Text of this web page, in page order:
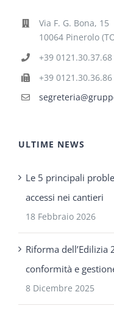
Via F. G. Bona, 15
10064 Pinerolo
+39 0121.30.37.68
+39 0121.30.36.86
ULTIME NEWS
Le 5 principali
accessi nei cantieri
18 Febbraio 2026
Riforma dell’Edilizia
conformità e
8 Dicembre 2025